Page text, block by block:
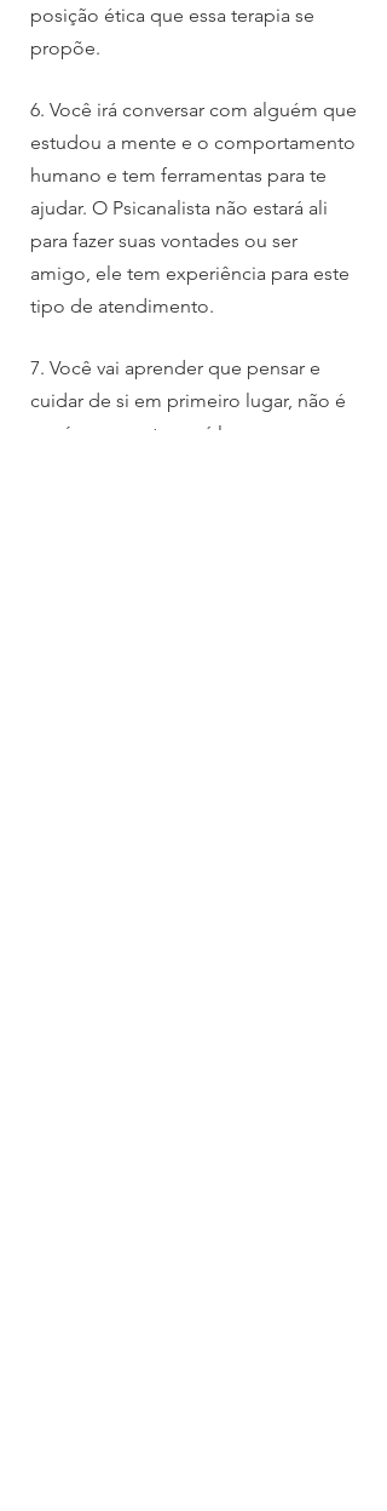
posição ética que essa terapia se
propõe.
6. Você irá conversar com alguém que
estudou a mente e o comportamento
humano e tem ferramentas para te
ajudar. O Psicanalista não estará ali
para fazer suas vontades ou ser
amigo, ele tem experiência para este
tipo de atendimento.
7. Você vai aprender que pensar e
cuidar de si em primeiro lugar, não é
egoísmo e se tornará leve.